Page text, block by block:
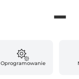
Oprogramowanie